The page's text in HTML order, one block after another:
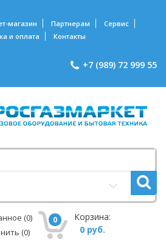
магазин Партнерам
Сервис
и оплата
Контакты
+7 (989) 72 999 55
(0)
(0)
0
Корзина:
0 руб.